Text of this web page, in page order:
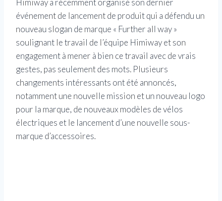
événement de lancement de produit qui a défendu un
nouveau slogan de marque « Further all way »
soulignant le travail de l’équipe Himiway et son
engagement à mener à bien ce travail avec de vrais
gestes, pas seulement des mots. Plusieurs
changements intéressants ont été annoncés,
notamment une nouvelle mission et un nouveau logo
pour la marque, de nouveaux modèles de vélos
électriques et le lancement d’une nouvelle sous-
marque d’accessoires.